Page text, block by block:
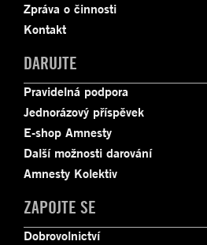
Zpráva o činnosti
Kontakt
DARUJTE
Pravidelná podpora
Jednorázový příspěvek
E-shop Amnesty
Další možnosti darování
Amnesty Kolektiv
ZAPOJTE SE
Dobrovolnictví